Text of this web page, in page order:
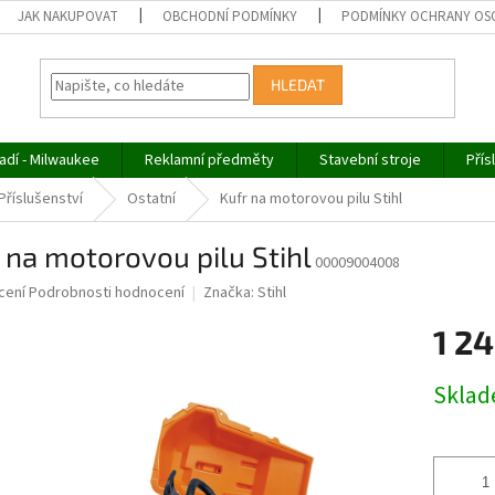
JAK NAKUPOVAT OBCHODNÍ PODMÍNKY PODMÍNKY OCHRANY
HLEDAT
- Milwaukee Reklamní předměty Stavební stroje
Ostatní Kufr na motorovou pilu Stihl
na motorovou pilu Stihl 00009004008
Podrobnosti hodnocení Značka: Stihl
1
cena: